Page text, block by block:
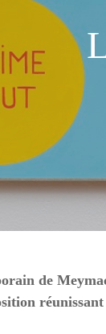
de